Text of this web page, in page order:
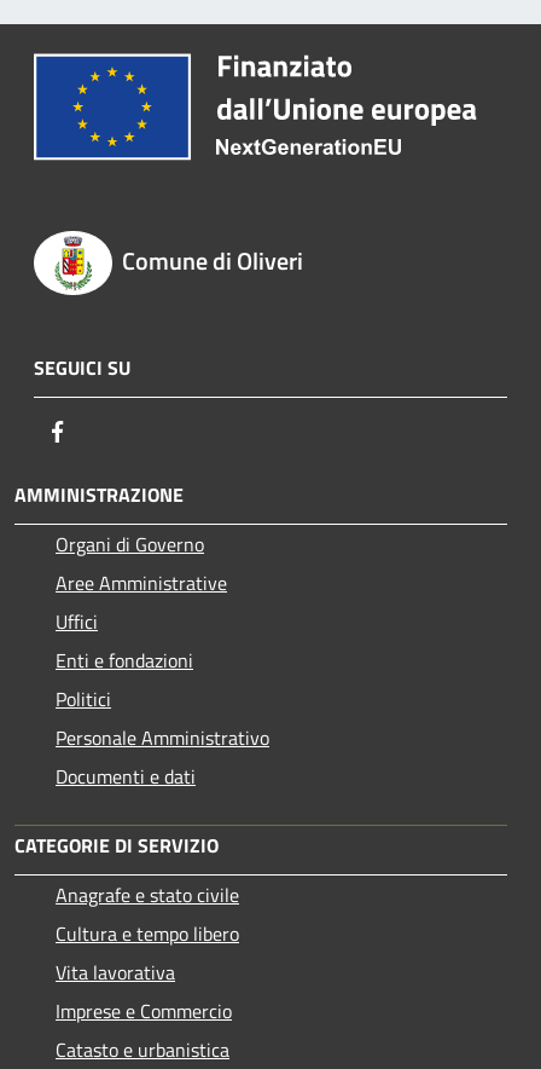
Comune di Oliveri
SEGUICI SU
AMMINISTRAZIONE
Organi di Governo
Aree Amministrative
Uffici
Enti e fondazioni
Politici
Personale Amministrativo
Documenti e dati
CATEGORIE DI SERVIZIO
Anagrafe e stato civile
Cultura e tempo libero
Vita lavorativa
Imprese e Commercio
Catasto e urbanistica